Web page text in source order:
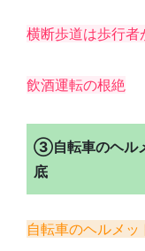
横断歩道は歩行者
飲酒運転の根絶
③自転車のヘル
底
自転車のヘルメ